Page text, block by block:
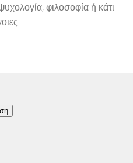
φιλοσοφία ή κάτι